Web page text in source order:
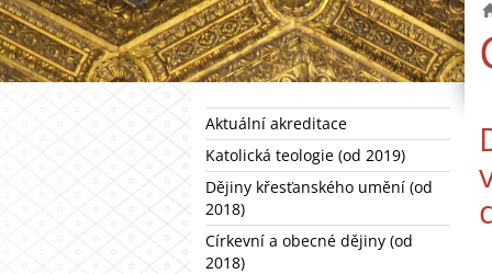
Aktuální akreditace
Katolická teologie (od 2019)
Dějiny křesťanského umění (od
2018)
Církevní a obecné dějiny (od
2018)